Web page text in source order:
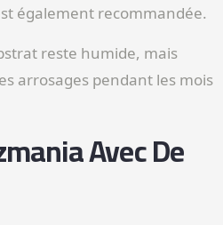
également recommandée.
reste humide, mais
arrosages pendant les mois
Avec De